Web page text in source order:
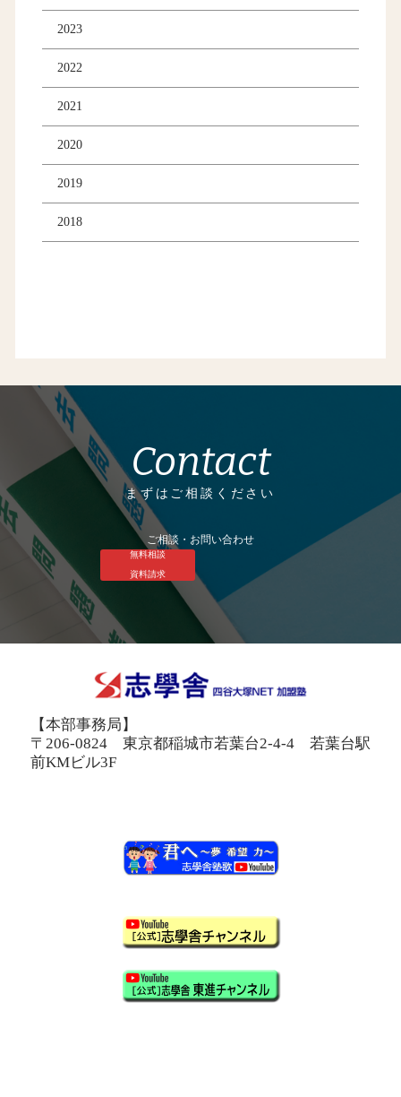
2023
2022
2021
2020
2019
2018
Contact
まずはご相談ください
ご相談・お問い合わせ
無料相談
資料請求
【本部事務局】
〒206-0824 東京都稲城市若葉台2-4-4 若葉台駅
前KMビル3F